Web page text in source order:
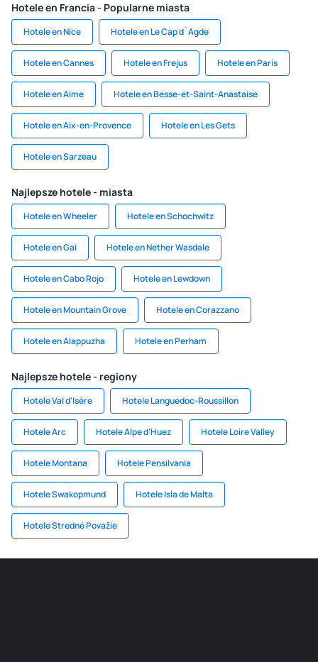
Hotele en Francia - Popularne miasta
Hotele en Nice Hotele en Le Cap d`Agde
Hotele en Cannes Hotele en Frejus Hotele en París
Hotele en Aime Hotele en Besse-et-Saint-Anastaise
Hotele en Aix-en-Provence Hotele en Les Gets
Hotele en Sarzeau
Najlepsze hotele - miasta
Hotele en Wheeler Hotele en Schochwitz
Hotele en Gai Hotele en Nether Wasdale
Hotele en Cabo Rojo Hotele en Lewdown
Hotele en Mountain Grove Hotele en Corazzano
Hotele en Alappuzha Hotele en Perham
Najlepsze hotele - regiony
Hotele Val d'Isère Hotele Languedoc-Roussillon
Hotele Arc Hotele Alpe d'Huez Hotele Loire Valley
Hotele Montana Hotele Pensilvania
Hotele Swakopmund Hotele Isla de Malta
Hotele Stredné Považie